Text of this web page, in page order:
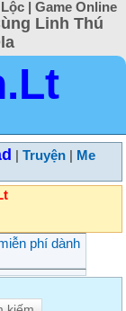
| Game Online
Linh Thú
Truyện
Me
phí dành